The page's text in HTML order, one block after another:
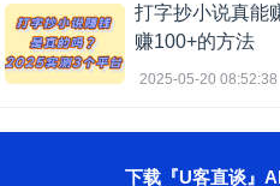
打字抄小说真能
赚100+的方法
2025-05-20 08:52:38
下载『U客直谈』